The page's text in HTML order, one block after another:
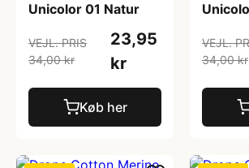
Unicolor 01 Natur
VEJL. PRIS
34,00 kr
23,95
kr
Køb her
VEJL.
34,00 kr